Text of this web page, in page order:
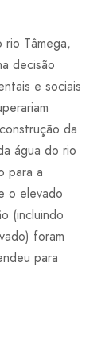
Tâmega,
decisão
e sociais
da
água do rio
para a
o elevado
(incluindo
foram
para